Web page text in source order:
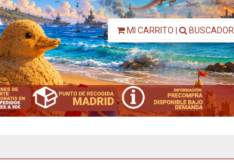
MI CARRITO BUSCADOR